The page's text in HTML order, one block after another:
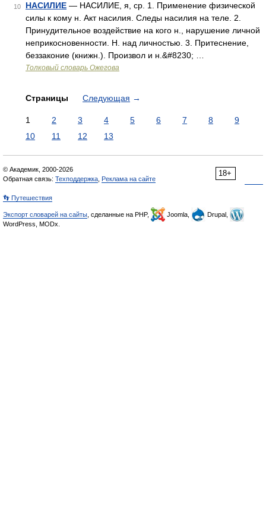
10 НАСИЛИЕ — НАСИЛИЕ, я, ср. 1. Применение физической
силы к кому н. Акт насилия. Следы насилия на теле. 2.
Принудительное воздействие на кого н., нарушение личной
неприкосновенности. Н. над личностью. 3. Притеснение,
беззаконие (книжн.). Произвол и н.&#8230; …
Толковый словарь Ожегова
Страницы Следующая →
1 2 3 4 5 6 7 8
9
10
11 12 13
18+
© Академик, 2000-2026
Обратная связь: Техподдержка Реклама на сайте
👣 Путешествия
Экспорт словарей на сайты , сделанные на PHP, Joomla,
Drupal,
WordPress, MODx.